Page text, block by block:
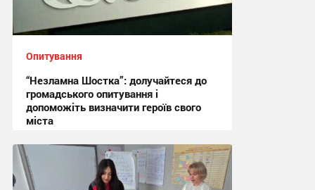
Опитування
“Незламна Шостка”: долучайтеся до
громадського опитування і
допоможіть визначити героїв свого
міста
20:09, 2.12.2025